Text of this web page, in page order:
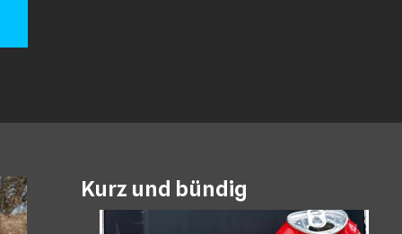
Kurz und bündig